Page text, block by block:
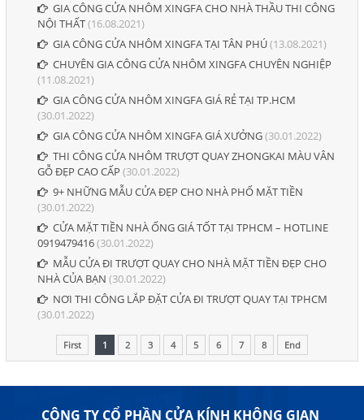
GIA CÔNG CỬA NHÔM XINGFA CHO NHÀ THẦU THI CÔNG
NỘI THẤT(16.08.2021)
GIA CÔNG CỬA NHÔM XINGFA TẠI TÂN PHÚ(13.08.2021)
CHUYÊN GIA CÔNG CỬA NHÔM XINGFA CHUYÊN NGHIỆP
(11.08.2021)
GIA CÔNG CỬA NHÔM XINGFA GIÁ RẺ TẠI TP.HCM
(30.01.2022)
GIA CÔNG CỬA NHÔM XINGFA GIÁ XƯỞNG(30.01.2022)
THI CÔNG CỬA NHÔM TRƯỢT QUAY ZHONGKAI MÀU VÂN
GỖ ĐẸP CAO CẤP (30.01.2022)
9+ NHỮNG MẪU CỬA ĐẸP CHO NHÀ PHỐ MẶT TIỀN
(30.01.2022)
CỬA MẶT TIỀN NHÀ ỐNG GIÁ TỐT TẠI TPHCM – HOTLINE
0919479416(30.01.2022)
MẪU CỬA ĐI TRƯỢT QUAY CHO NHÀ MẶT TIỀN ĐẸP CHO
NHÀ CỦA BẠN (30.01.2022)
NƠI THI CÔNG LẮP ĐẶT CỬA ĐI TRƯỢT QUAY TẠI TPHCM
(30.01.2022)
First 1 2 3 4 5 6 7 8 End
CÔNG TY CỔ PHẦN CỬA KÍNH KHÔNG GIAN